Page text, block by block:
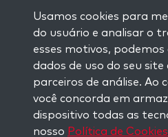
Visit kabbalah master
MANTENHA-SE
Se inscreva em nossa
receba inspiração
seu email.
Usamos cookies para
do usuário e analisar o
esses motivos,
dados de uso do seu site
parceiros de análise. Ao
você concorda em
dispositivo todas as
nosso Política de Cookies